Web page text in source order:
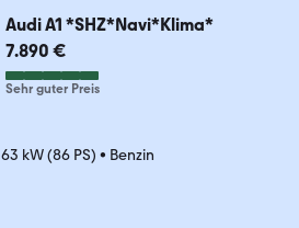
Audi A1 *SHZ*Navi*Klima*
7.890 €
Sehr guter Preis
63 kW (86 PS) • Benzin